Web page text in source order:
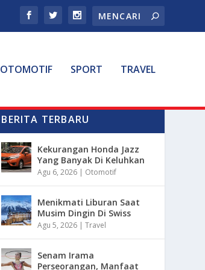
OTOMOTIF SPORT TRAVEL
BERITA TERBARU
Kekurangan Honda Jazz
Yang Banyak Di Keluhkan
Agu 6, 2026 | Otomotif
Menikmati Liburan Saat
Musim Dingin Di Swiss
Agu 5, 2026 |Travel
Senam Irama
Perseorangan, Manfaat